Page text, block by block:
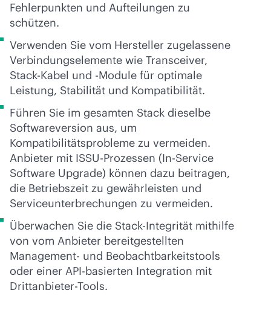
Fehlerpunkten und Aufteilungen zu
schützen.
Verwenden Sie vom Hersteller zugelassene
Verbindungselemente wie Transceiver,
Stack-Kabel und -Module für optimale
Leistung, Stabilität und Kompatibilität.
Führen Sie im gesamten Stack dieselbe
Softwareversion aus, um
Kompatibilitätsprobleme zu vermeiden.
Anbieter mit ISSU-Prozessen (In-Service
Software Upgrade) können dazu beitragen,
die Betriebszeit zu gewährleisten und
Serviceunterbrechungen zu vermeiden.
Überwachen Sie die Stack-Integrität mithilfe
von vom Anbieter bereitgestellten
Management- und Beobachtbarkeitstools
oder einer API-basierten Integration mit
Drittanbieter-Tools.